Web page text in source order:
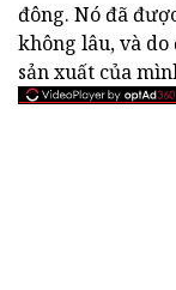
đông. Nó đã
không lâu, và
sản xuất của